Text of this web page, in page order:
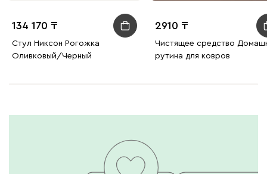
134 170
Стул Никсон Рогожка
Оливковый/Черный
2910
Чистящее средство
рутина для ковров